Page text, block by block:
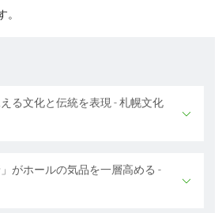
。
る文化と伝統を表現 - 札幌文化
がホールの気品を一層高める -